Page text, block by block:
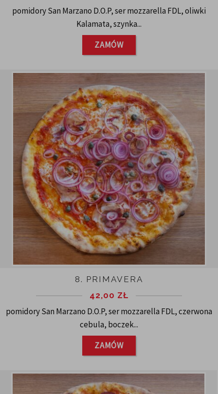
pomidory San Marzano D.O.P, ser mozzarella FDL, oliwki
Kalamata, szynka...
ZAMÓW
8. PRIMAVERA
42,00 ZŁ
pomidory San Marzano D.O.P, ser mozzarella FDL, czerwona
cebula, boczek...
ZAMÓW